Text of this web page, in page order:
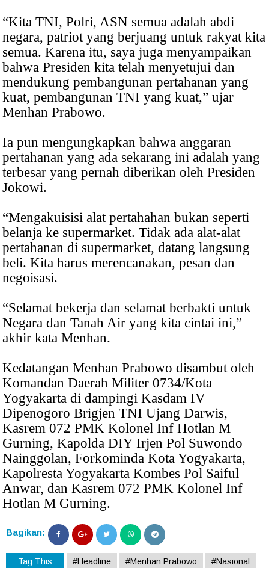
“Kita TNI, Polri, ASN semua adalah abdi
negara, patriot yang berjuang untuk rakyat kita
semua. Karena itu, saya juga menyampaikan
bahwa Presiden kita telah menyetujui dan
mendukung pembangunan pertahanan yang
kuat, pembangunan TNI yang kuat,” ujar
Menhan Prabowo.
Ia pun mengungkapkan bahwa anggaran
pertahanan yang ada sekarang ini adalah yang
terbesar yang pernah diberikan oleh Presiden
Jokowi.
“Mengakuisisi alat pertahahan bukan seperti
belanja ke supermarket. Tidak ada alat-alat
pertahanan di supermarket, datang langsung
beli. Kita harus merencanakan, pesan dan
negoisasi.
“Selamat bekerja dan selamat berbakti untuk
Negara dan Tanah Air yang kita cintai ini,”
akhir kata Menhan.
Kedatangan Menhan Prabowo disambut oleh
Komandan Daerah Militer 0734/Kota
Yogyakarta di dampingi Kasdam IV
Dipenogoro Brigjen TNI Ujang Darwis,
Kasrem 072 PMK Kolonel Inf Hotlan M
Gurning, Kapolda DIY Irjen Pol Suwondo
Nainggolan, Forkominda Kota Yogyakarta,
Kapolresta Yogyakarta Kombes Pol Saiful
Anwar, dan Kasrem 072 PMK Kolonel Inf
Hotlan M Gurning.
Bagikan:
Tag This #Headline #Menhan Prabowo #Nasional